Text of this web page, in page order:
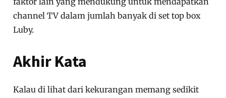
channel TV dalam jumlah banyak di set top box
Luby.
Akhir Kata
Kalau di lihat dari kekurangan memang sedikit